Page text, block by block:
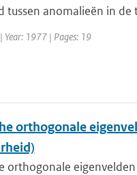
tussen anomalieën in
| Year: 1977 | Pages: 19
orthogonale
orthogonale